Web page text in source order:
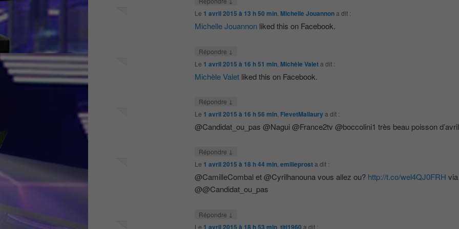
Le 1 avril 2015 à 13 h 50 min, Michelle Jouannona dit :
Michelle Jouannonliked this on Facebook.
Répondre ↓
Le 1 avril 2015 à 16 h 51 min, Michèle Valeta dit :
Michèle Valetliked this on Facebook.
Répondre ↓
Le 1 avril 2015 à 16 h 56 min, FievetMallaurya dit :
@Candidat_ou_pas @Nagui @France2tv @boccolini1 très beau poisson
Répondre ↓
Le 1 avril 2015 à 18 h 44 min, emilieprosta dit :
@CamilleCombal et @Cyrilhanouna vous allez ou? http://t.co/wel4QJ0FRH via
@@Candidat_ou_pas
Répondre ↓
Le 1 avril 2015 à 18 h 53 min, titi1960 a dit :